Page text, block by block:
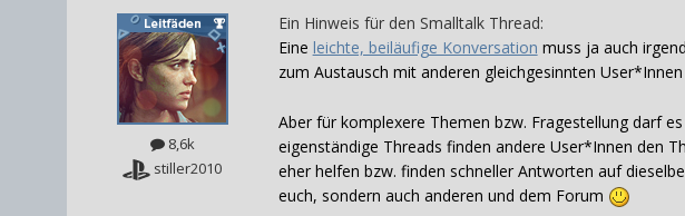
8,6k
stiller2010
Ein Hinweis für den Smalltalk Thread:
Eine leichte, beiläufige Konversation muss ja auch
zum Austausch mit anderen gleichgesinnten User*Innen
Aber für komplexere Themen bzw. Fragestellung darf
eigenständige Threads finden andere User*Innen den
eher helfen bzw. finden schneller Antworten auf
euch, sondern auch anderen und dem Forum